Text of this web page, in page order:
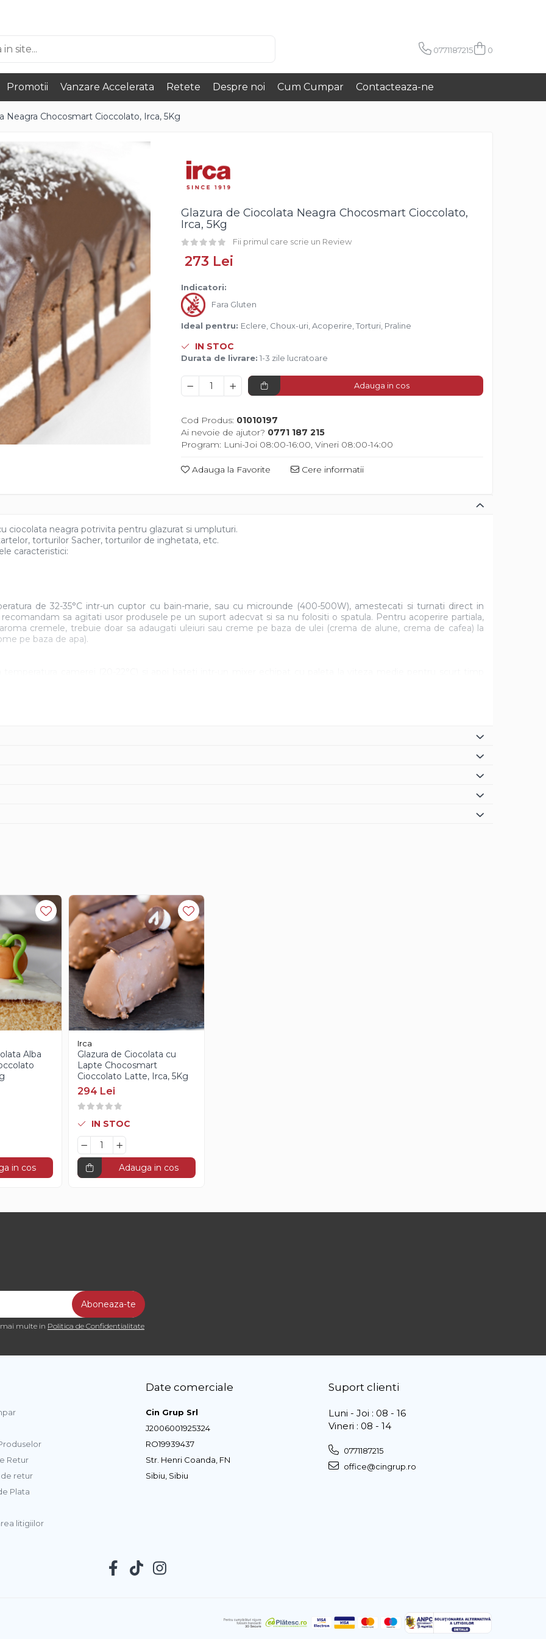
0771187215 0
Promotii Vanzare Accelerata Retete Despre noi Cum Cumpar Contacteaza-ne
Neagra Chocosmart Cioccolato, Irca, 5Kg
Glazura de Ciocolata Neagra Chocosmart Cioccolato,
Irca, 5Kg
Fii primul care scrie un Review
273 Lei
Indicatori:
Fara Gluten
Ideal pentru: Eclere, Choux-uri, Acoperire, Torturi, Praline
IN STOC
Durata de livrare: 1-3 zile lucratoare
Adauga in cos
Cod Produs: 01010197
Ai nevoie de ajutor? 0771 187 215
Program: Luni-Joi 08:00-16:00, Vineri 08:00-14:00
Adauga la Favorite Cere informatii
ciocolata neagra potrivita pentru glazurat si umpluturi.
torturilor Sacher, torturilor de inghetata, etc.
caracteristici:
de 32-35°C intr-un cuptor cu bain-marie, sau cu microunde (400-500W), amestecati si turnati direct in
sa agitati usor produsele pe un suport adecvat si sa nu folositi o spatula. Pentru acoperire partiala,
cremele, trebuie doar sa adaugati uleiuri sau creme pe baza de ulei (crema de alune, crema de cafea) la
pe baza de apa).
in mixer, din cauza incalzirii excesive a acestuia, poate compromite volumul final al frisca. Daca doriti sa
sau creme pe baza de ulei (crema de alune, crema de cafea) la produs inainte de inceperea procesului de
cum este descrisa mai sus si utilizata fie ca atare, fie aromatizata dupa gust, poate fi folosita ca o umplutura
produsul poate fi folosit si fara mixare: doar se incalzeste la bain-marie, sau la cuptorul cu microunde (400-
Alba
in cos
Irca
Glazura de Ciocolata cu
Lapte Chocosmart
Cioccolato Latte, Irca, 5Kg
294 Lei
IN STOC
Adauga in cos
multe in Politica de Confidentialitate
Retur
retur
Plata
litigiilor
Date comerciale
Cin Grup Srl
J2006001925324
RO19939437
Str. Henri Coanda, FN
Sibiu, Sibiu
Suport clienti
Luni - Joi : 08 - 16
Vineri : 08 - 14
0771187215
office@cingrup.ro